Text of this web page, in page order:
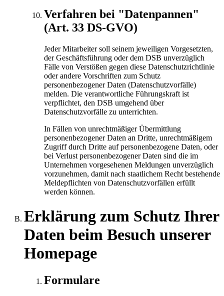
Verfahren bei "Datenpannen"
(Art. 33 DS-GVO)
Jeder Mitarbeiter soll seinem jeweiligen Vorgesetzten,
der Geschäftsführung oder dem DSB unverzüglich
Fälle von Verstößen gegen diese Datenschutzrichtlinie
oder andere Vorschriften zum Schutz
personenbezogener Daten (Datenschutzvorfälle)
melden. Die verantwortliche Führungskraft ist
verpflichtet, den DSB umgehend über
Datenschutzvorfälle zu unterrichten.
In Fällen von unrechtmäßiger Übermittlung
personenbezogener Daten an Dritte, unrechtmäßigem
Zugriff durch Dritte auf personenbezogene Daten, oder
bei Verlust personenbezogener Daten sind die im
Unternehmen vorgesehenen Meldungen unverzüglich
vorzunehmen, damit nach staatlichem Recht bestehende
Meldepflichten von Datenschutzvorfällen erfüllt
werden können.
Erklärung zum Schutz Ihrer
Daten beim Besuch unserer
Homepage
Formulare